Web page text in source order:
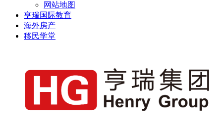
网站地图
亨瑞国际教育
海外房产
移民学堂